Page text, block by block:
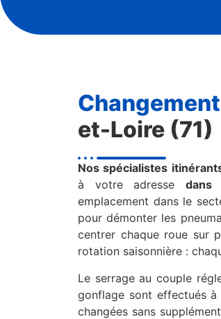
et-Loire (71)
Nos spécialistes
à votre adresse dans
emplacement dans le
pour démonter les
centrer chaque roue sur
rotation saisonnière :
Le serrage au couple
gonflage sont effectués à
changées sans